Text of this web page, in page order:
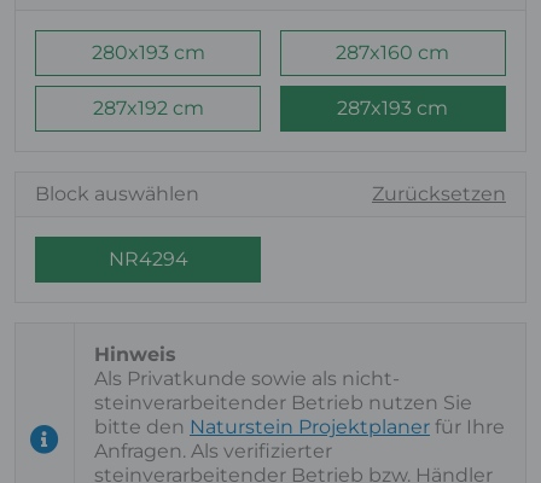
280x193 cm 287x160 cm
287x192 cm 287x193 cm
Block auswählen Zurücksetzen
NR4294
Als Privatkunde sowie als nicht-
steinverarbeitender Betrieb nutzen Sie
bitte den Naturstein Projektplaner für Ihre
Anfragen. Als verifizierter
steinverarbeitender Betrieb bzw. Händler